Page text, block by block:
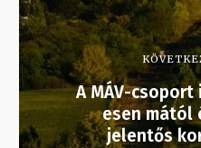
A MÁV-csoport
esen mától
jelentős